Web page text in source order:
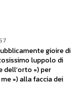
gioire di
luppolo di
=) per
=) alla faccia dei